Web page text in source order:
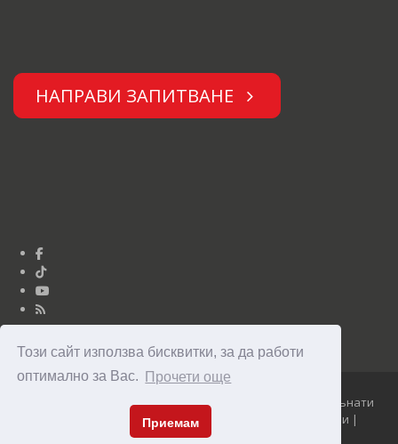
Този сайт използва бисквитки, за да работи
оптимално за Вас.
Прочети още
Приемам
НАПРАВИ ЗАПИТВАНЕ
Юниор Дизайн © Опънати тавани Clipso 2010 - 2026 Опънати
тавани Clipso - уникални, модерни и достъпни тавани |